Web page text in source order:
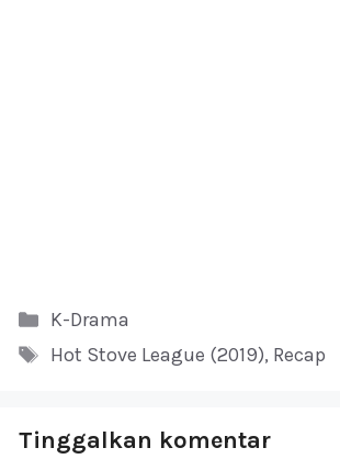
Kategori
K-Drama
Tag
Hot Stove League (2019), Recap
Tinggalkan komentar